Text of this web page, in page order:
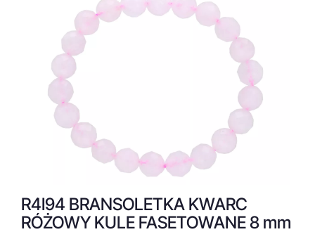
R4I94 BRANSOLETKA KWARC
RÓŻOWY KULE FASETOWANE 8 mm